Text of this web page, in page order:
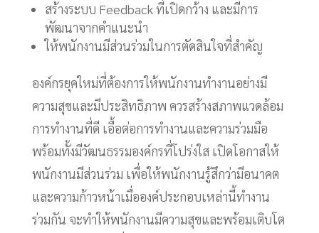
สร้างระบบ Feedback ที่เปิดกว้าง และมีการ
พัฒนาจากคำแนะนำ
ให้พนักงานมีส่วนร่วมในการตัดสินใจที่สำคัญ
องค์กรยุคใหม่ที่ต้องการให้พนักงานทำงานอย่างมี
ความสุขและมีประสิทธิภาพ ควรสร้างสภาพแวดล้อม
การทำงานที่ดี เอื้อต่อการทำงานและความร่วมมือ
พร้อมทั้งมีวัฒนธรรมองค์กรที่โปร่งใส เปิดโอกาสให้
พนักงานมีส่วนร่วม เพื่อให้พนักงานรู้สึกว่ามีอนาคต
และความก้าวหน้าเมื่อองค์ประกอบเหล่านี้ทำงาน
ร่วมกัน จะทำให้พนักงานมีความสุขและพร้อมเติบโต